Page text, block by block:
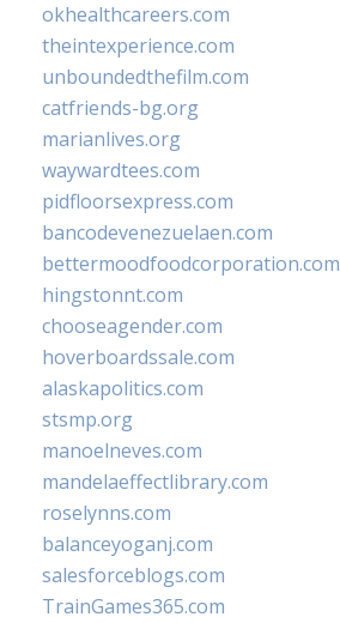
okhealthcareers.com
theintexperience.com
unboundedthefilm.com
catfriends-bg.org
marianlives.org
waywardtees.com
pidfloorsexpress.com
bancodevenezuelaen.com
bettermoodfoodcorporation.com
hingstonnt.com
chooseagender.com
hoverboardssale.com
alaskapolitics.com
stsmp.org
manoelneves.com
mandelaeffectlibrary.com
roselynns.com
balanceyoganj.com
salesforceblogs.com
TrainGames365.com